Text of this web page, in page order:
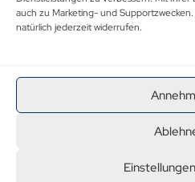
auch zu Marketing- und
natürlich jederzeit widerrufen.
Allgemeine